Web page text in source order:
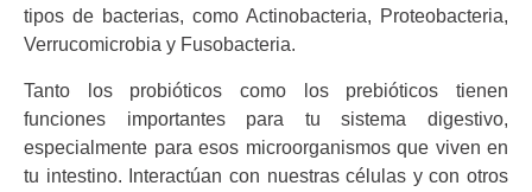
tipos de bacterias, como Actinobacteria, Proteobacteria,
Verrucomicrobia y Fusobacteria.
Tanto los probióticos como los prebióticos tienen
funciones importantes para tu sistema digestivo,
especialmente para esos microorganismos que viven en
tu intestino. Interactúan con nuestras células y con otros